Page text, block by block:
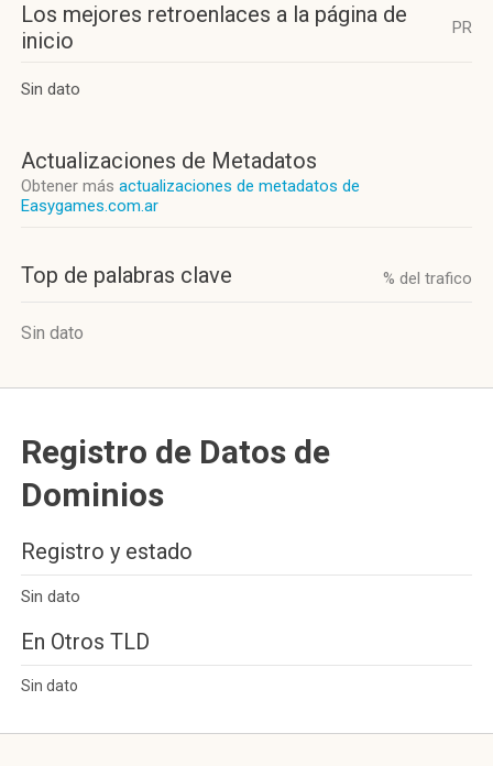
Los mejores retroenlaces a la página de
inicio
PR
Sin dato
Actualizaciones de Metadatos
Obtener más actualizaciones de metadatos de
Easygames.com.ar
Top de palabras clave % del trafico
Sin dato
Registro de Datos de
Dominios
Registro y estado
Sin dato
En Otros TLD
Sin dato